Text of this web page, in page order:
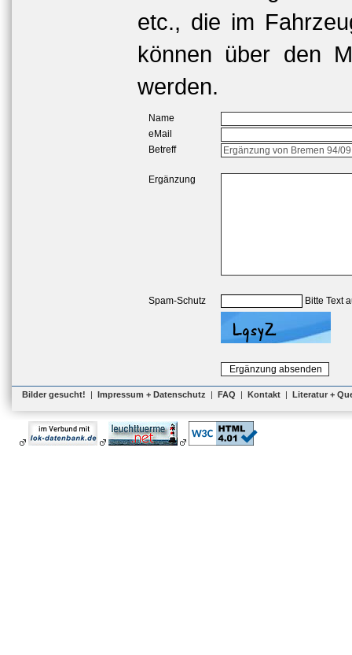
etc., die im
können über den
werden.
Name
eMail
Betreff
Ergänzung
Spam-Schutz Bitte Text
Bilder gesucht! | Impressum + Datenschutz | FAQ | Kontakt | Literatur +